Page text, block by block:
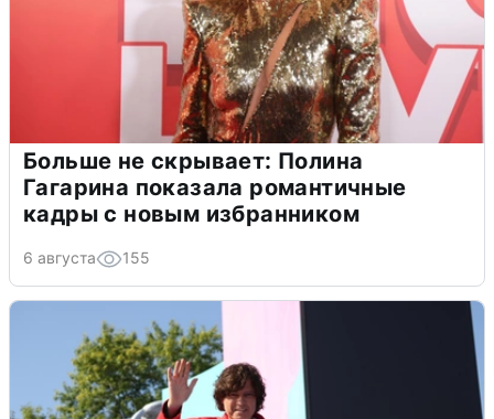
Больше не скрывает: Полина
Гагарина показала романтичные
кадры с новым избранником
6 августа 155